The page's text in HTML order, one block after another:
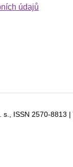
údajů
s., ISSN 2570-8813